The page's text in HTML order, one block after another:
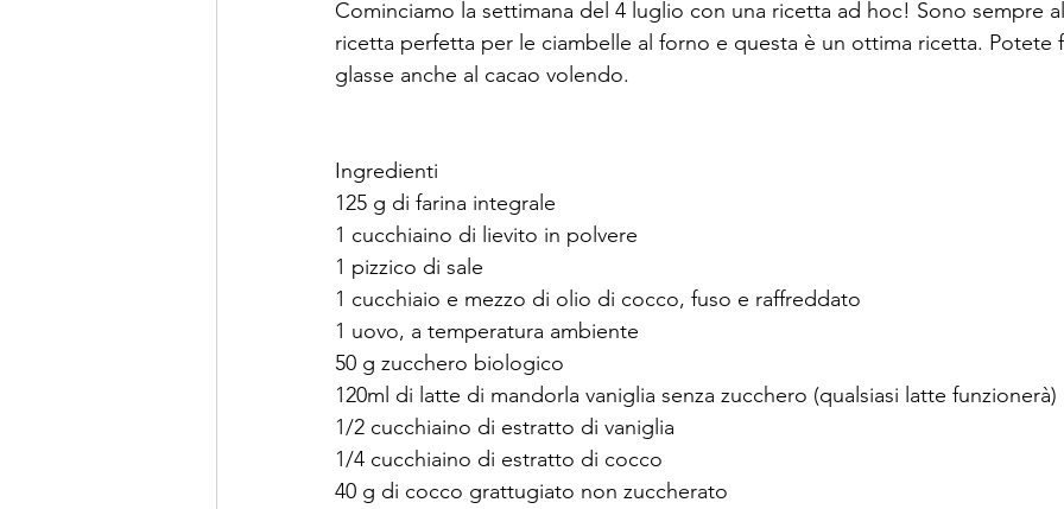
patate colazione pomodorini feta dolce cioccolato pesce
Cominciamo la settimana del 4 luglio con una ricetta ad hoc! Sono sempre
ricetta perfetta per le ciambelle al forno e questa è un ottima ricetta. Potete
glasse anche al cacao volendo.
Ingredienti
125 g di farina integrale
1 cucchiaino di lievito in polvere
1 pizzico di sale
1 cucchiaio e mezzo di olio di cocco, fuso e raffreddato
1 uovo, a temperatura ambiente
50 g zucchero biologico
120ml di latte di mandorla vaniglia senza zucchero (qualsiasi latte funzionerà)
1/2 cucchiaino di estratto di vaniglia
1/4 cucchiaino di estratto di cocco
40 g di cocco grattugiato non zuccherato